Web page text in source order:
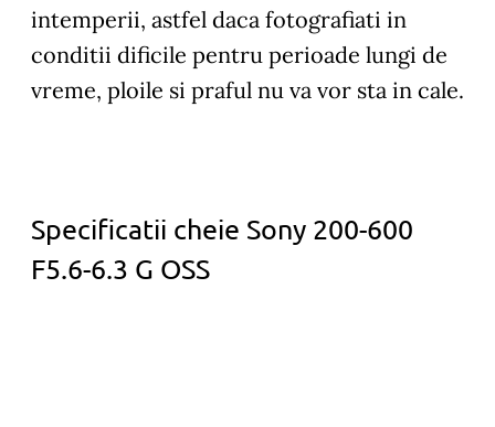
intemperii, astfel daca fotografiati in
conditii dificile pentru perioade lungi de
vreme, ploile si praful nu va vor sta in cale.
Specificatii cheie Sony 200-600
F5.6-6.3 G OSS